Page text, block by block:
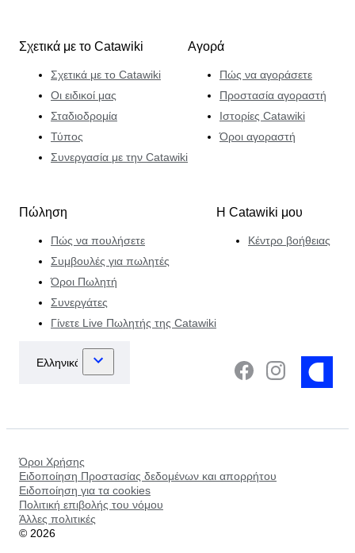
Σχετικά με το Catawiki
Σχετικά με το Catawiki
Οι ειδικοί μας
Σταδιοδρομία
Τύπος
Συνεργασία με την Catawiki
Αγορά
Πώς να αγοράσετε
Προστασία αγοραστή
Ιστορίες Catawiki
Όροι αγοραστή
Πώληση
Πώς να πουλήσετε
Συμβουλές για πωλητές
Όροι Πωλητή
Συνεργάτες
Γίνετε Live Πωλητής της Catawiki
Η Catawiki μου
Κέντρο βοήθειας
Όροι Χρήσης
Ειδοποίηση Προστασίας δεδομένων και απορρήτου
Ειδοποίηση για τα cookies
Πολιτική επιβολής του νόμου
Άλλες πολιτικές
© 2026